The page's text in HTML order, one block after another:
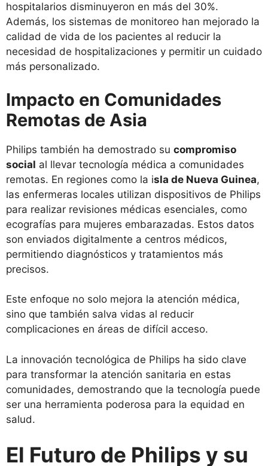
hospitalarios disminuyeron en más del 30%.
Además, los sistemas de monitoreo han mejorado la
calidad de vida de los pacientes al reducir la
necesidad de hospitalizaciones y permitir un cuidado
más personalizado.
Impacto en Comunidades
Remotas de Asia
Philips también ha demostrado su compromiso
social al llevar tecnología médica a comunidades
remotas. En regiones como la isla de Nueva Guinea,
las enfermeras locales utilizan dispositivos de Philips
para realizar revisiones médicas esenciales, como
ecografías para mujeres embarazadas. Estos datos
son enviados digitalmente a centros médicos,
permitiendo diagnósticos y tratamientos más
precisos.
Este enfoque no solo mejora la atención médica,
sino que también salva vidas al reducir
complicaciones en áreas de difícil acceso.
La innovación tecnológica de Philips ha sido clave
para transformar la atención sanitaria en estas
comunidades, demostrando que la tecnología puede
ser una herramienta poderosa para la equidad en
salud.
El Futuro de Philips y su